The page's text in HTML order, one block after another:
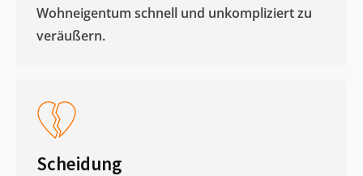
Wohneigentum schnell und unkompliziert zu
veräußern. ​
Scheidung